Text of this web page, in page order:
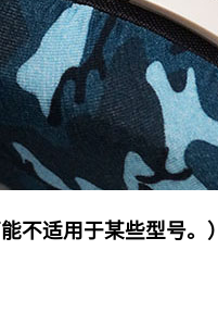
不适用于某些型号。）